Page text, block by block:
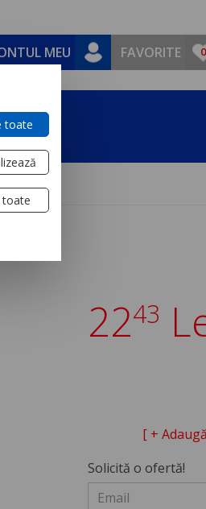
MEU FAVORITE
2243
[ +
Solicită o ofertă!
toate
toate